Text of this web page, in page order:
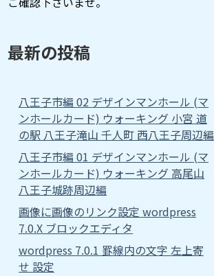
最新の投稿
八王子市編 02 デザインマンホール (マ
ンホールカード) ウォーキング 小宮 道
の駅 八王子滝山 千人町 西八王子周辺編
八王子市編 01 デザインマンホール (マ
ンホールカード) ウォーキング 高尾山
八王子城跡周辺編
画像に画像のリンク設定 wordpress
7.0.X ブロックエディタ
wordpress 7.0.1 罫線内の文字 左上寄
せ 設定